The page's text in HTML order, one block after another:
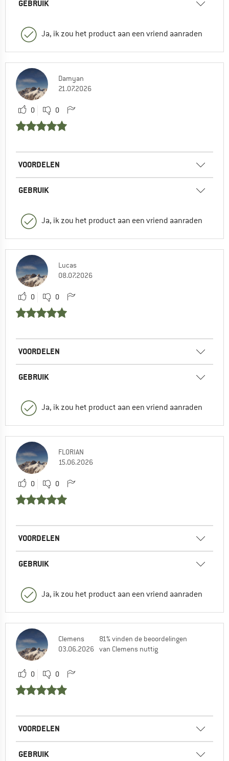
GEBRUIK
Ja, ik zou het product aan een vriend aanraden
Damyan
21.07.2026
0 0
VOORDELEN
GEBRUIK
Ja, ik zou het product aan een vriend aanraden
Lucas
08.07.2026
0 0
VOORDELEN
GEBRUIK
Ja, ik zou het product aan een vriend aanraden
FLORIAN
15.06.2026
0 0
VOORDELEN
GEBRUIK
Ja, ik zou het product aan een vriend aanraden
Clemens
03.06.2026
81% vinden de beoordelingen
van Clemens nuttig
0 0
VOORDELEN
GEBRUIK